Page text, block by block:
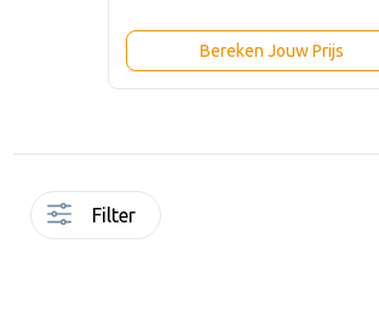
Bereken Jouw Prijs
Filter